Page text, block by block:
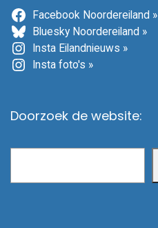
Facebook Noordereiland »
Bluesky Noordereiland »
Insta Eilandnieuws »
Insta foto's »
Doorzoek de website: